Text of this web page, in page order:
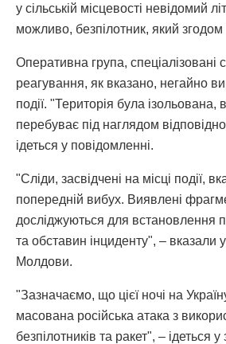
у сільській місцевості невідомий
можливо, безпілотник, який
Оперативна група, спеціалізовані
реагування, як вказано, негайно
події. "Територія була ізольована,
перебуває під наглядом
ідеться у повідомленні.
"Сліди, засвідчені на місці події,
попередній вибух. Виявлені
досліджуються для встановлення
та обставин інциденту", – вказали
Молдови.
"Зазначаємо, що цієї ночі на
масована російська атака з
безпілотників та ракет", – ідеться у